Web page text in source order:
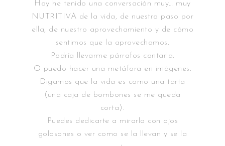
Hoy he tenido una conversación muy… muy
NUTRITIVA de la vida, de nuestro paso por
ella, de nuestro aprovechamiento y de cómo
sentimos que la aprovechamos.
Podría llevarme párrafos contarla.
O puedo hacer una metáfora en imágenes.
Digamos que la vida es como una tarta
(una caja de bombones se me queda
corta).
Puedes dedicarte a mirarla con ojos
golosones o ver como se la llevan y se la